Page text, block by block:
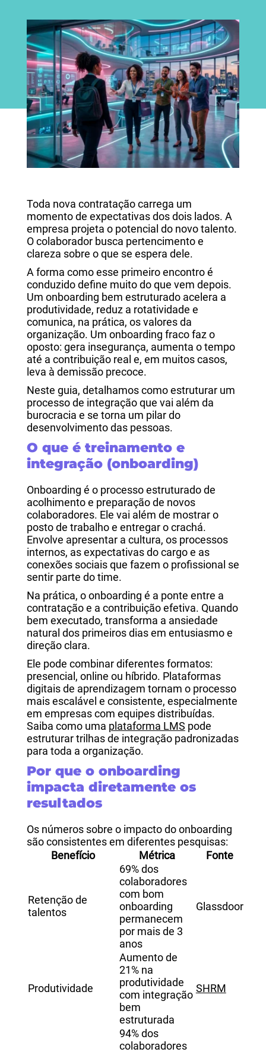
Toda nova contratação carrega um
momento de expectativas dos dois lados. A
empresa projeta o potencial do novo talento.
O colaborador busca pertencimento e
clareza sobre o que se espera dele.
A forma como esse primeiro encontro é
conduzido define muito do que vem depois.
Um onboarding bem estruturado acelera a
produtividade, reduz a rotatividade e
comunica, na prática, os valores da
organização. Um onboarding fraco faz o
oposto: gera insegurança, aumenta o tempo
até a contribuição real e, em muitos casos,
leva à demissão precoce.
Neste guia, detalhamos como estruturar um
processo de integração que vai além da
burocracia e se torna um pilar do
desenvolvimento das pessoas.
O que é treinamento e
integração (onboarding)
Onboarding é o processo estruturado de
acolhimento e preparação de novos
colaboradores. Ele vai além de mostrar o
posto de trabalho e entregar o crachá.
Envolve apresentar a cultura, os processos
internos, as expectativas do cargo e as
conexões sociais que fazem o profissional se
sentir parte do time.
Na prática, o onboarding é a ponte entre a
contratação e a contribuição efetiva. Quando
bem executado, transforma a ansiedade
natural dos primeiros dias em entusiasmo e
direção clara.
Ele pode combinar diferentes formatos:
presencial, online ou híbrido. Plataformas
digitais de aprendizagem tornam o processo
mais escalável e consistente, especialmente
em empresas com equipes distribuídas.
Saiba como uma plataforma LMS pode
estruturar trilhas de integração padronizadas
para toda a organização.
Por que o onboarding
impacta diretamente os
resultados
Os números sobre o impacto do onboarding
são consistentes em diferentes pesquisas:
Benefício
Métrica Fonte
Retenção de
talentos
69% dos
colaboradores
com bom
onboarding
permanecem
por mais de 3
anos
Glassdoor
Produtividade
Aumento de
21% na
produtividade
com integração
bem
estruturada
SHRM
94% dos
colaboradores